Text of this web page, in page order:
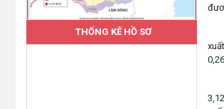
THỐNG KÊ HỒ SƠ